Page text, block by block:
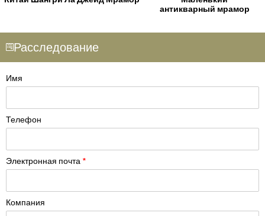
антикварный мрамор
Расследование
Имя
Телефон
Электронная почта *
Компания